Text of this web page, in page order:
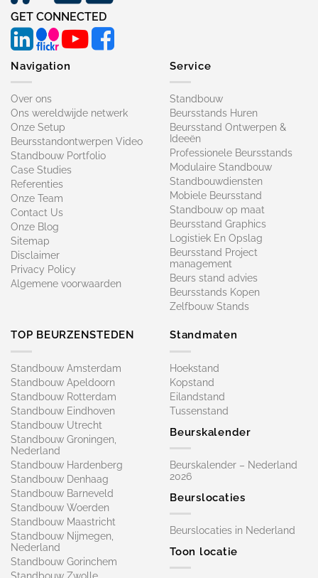
GET CONNECTED
Navigation
Over ons
Ons wereldwijde netwerk
Onze Setup
Beursstandontwerpen Video
Standbouw Portfolio
Case Studies
Referenties
Onze Team
Contact Us
Onze Blog
Sitemap
Disclaimer
Privacy Policy
Algemene voorwaarden
Service
Standbouw
Beursstands Huren
Beursstand Ontwerpen &
Ideeën
Professionele Beursstands
Modulaire Standbouw
Standbouwdiensten
Mobiele Beursstand
Standbouw op maat​
Beursstand Graphics
Logistiek En Opslag
Beursstand Project
management
Beurs stand advies
Beursstands Kopen
Zelfbouw Stands
TOP BEURZENSTEDEN
Standbouw Amsterdam
Standbouw Apeldoorn
Standbouw Rotterdam
Standbouw Eindhoven
Standbouw Utrecht
Standbouw Groningen,
Nederland
Standbouw Hardenberg
Standbouw Denhaag
Standbouw Barneveld
Standbouw Woerden
Standbouw Maastricht
Standbouw Nijmegen,
Nederland
Standbouw Gorinchem
Standbouw Zwolle
Standmaten
Hoekstand
Kopstand
Eilandstand
Tussenstand
Beurskalender
Beurskalender – Nederland
2026
Beurslocaties
Beurslocaties in Nederland
Toon locatie